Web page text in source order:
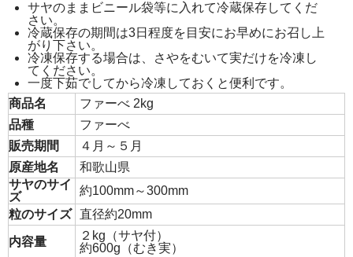
サヤのままビニール袋等に入れて冷蔵保存してくだ
さい。
冷蔵保存の期間は3日程度を目安にお早めにお召し上
がり下さい。
冷凍保存する場合は、さやをむいて実だけを冷凍し
てください。
一度下茹でしてから冷凍しておくと便利です。
商品名
ファーべ 2kg
品種
ファーべ
販売期間
４月～５月
原産地名
和歌山県
サヤのサイ
ズ
約100mm～300mm
粒のサイズ 直径約20mm
内容量
２kg（サヤ付）
約600g（むき実）